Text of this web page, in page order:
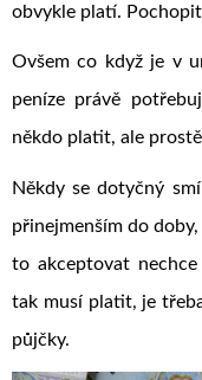
obvykle platí.
Ovšem co když je v
peníze právě
někdo platit, ale
Někdy se dotyčný
přinejmenším do doby,
to akceptovat
tak musí platit, je
půjčky.